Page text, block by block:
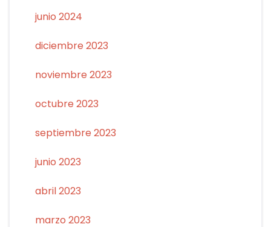
junio 2024
diciembre 2023
noviembre 2023
octubre 2023
septiembre 2023
junio 2023
abril 2023
marzo 2023